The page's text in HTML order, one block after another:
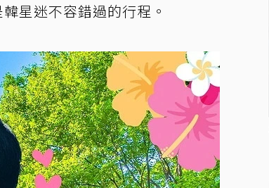
星迷不容錯過的行程。